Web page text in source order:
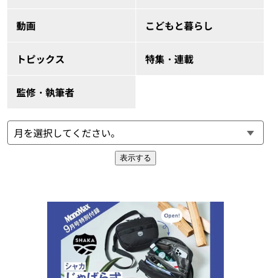
動画 こどもと暮らし
トピックス 特集・連載
監修・執筆者
表示する